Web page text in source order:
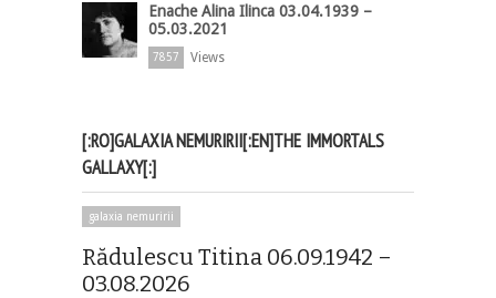
Enache Alina Ilinca 03.04.1939 –
05.03.2021
7857 Views
[:RO]GALAXIA NEMURIRII[:EN]THE IMMORTALS
GALLAXY[:]
galaxia nemuririi
Rădulescu Titina 06.09.1942 –
03.08.2026